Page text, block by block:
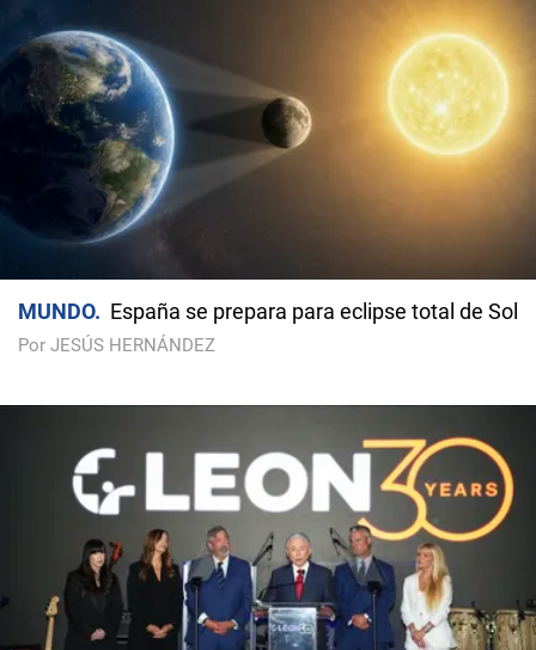
MUNDO España se prepara para eclipse total de Sol
Por JESÚS HERNÁNDEZ